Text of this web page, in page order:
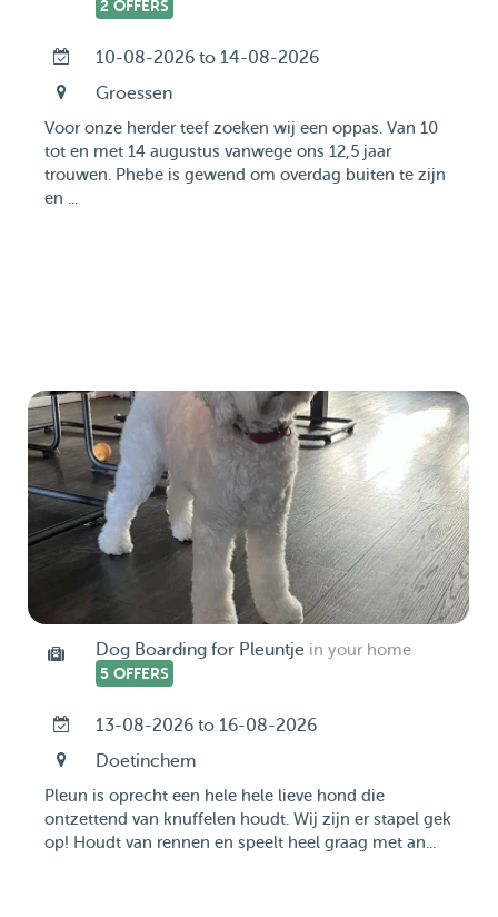
2 OFFERS
10-08-2026 to 14-08-2026
Groessen
Voor onze herder teef zoeken wij een oppas. Van 10
tot en met 14 augustus vanwege ons 12,5 jaar
trouwen. Phebe is gewend om overdag buiten te zijn
en ...
Dog Boarding for Pleuntje in your home
5 OFFERS
13-08-2026 to 16-08-2026
Doetinchem
Pleun is oprecht een hele hele lieve hond die
ontzettend van knuffelen houdt. Wij zijn er stapel gek
op! Houdt van rennen en speelt heel graag met an...